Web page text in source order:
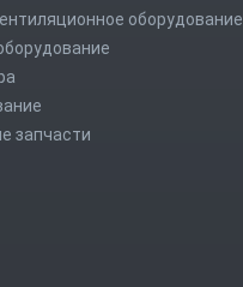
оборудование
запчасти